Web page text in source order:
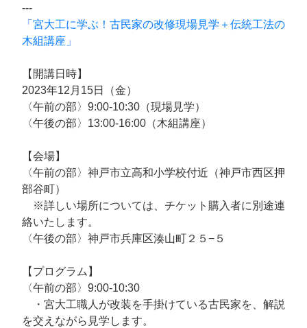
---
「宮大工に学ぶ！古民家の改修現場見学＋伝統工法の
木組講座」
【開講日時】
2023年12月15日（金）
〈午前の部〉9:00-10:30（現場見学）
〈午後の部〉13:00-16:00（木組講座）
【会場】
〈午前の部〉神戸市立高和小学校付近（神戸市西区押
部谷町）
※詳しい場所については、チケット購入者に別途連
絡いたします。
〈午後の部〉神戸市兵庫区湊山町２５−５
【プログラム】
〈午前の部〉9:00-10:30
・宮大工職人が改装を手掛けている古民家を、解説
を交えながら見学します。